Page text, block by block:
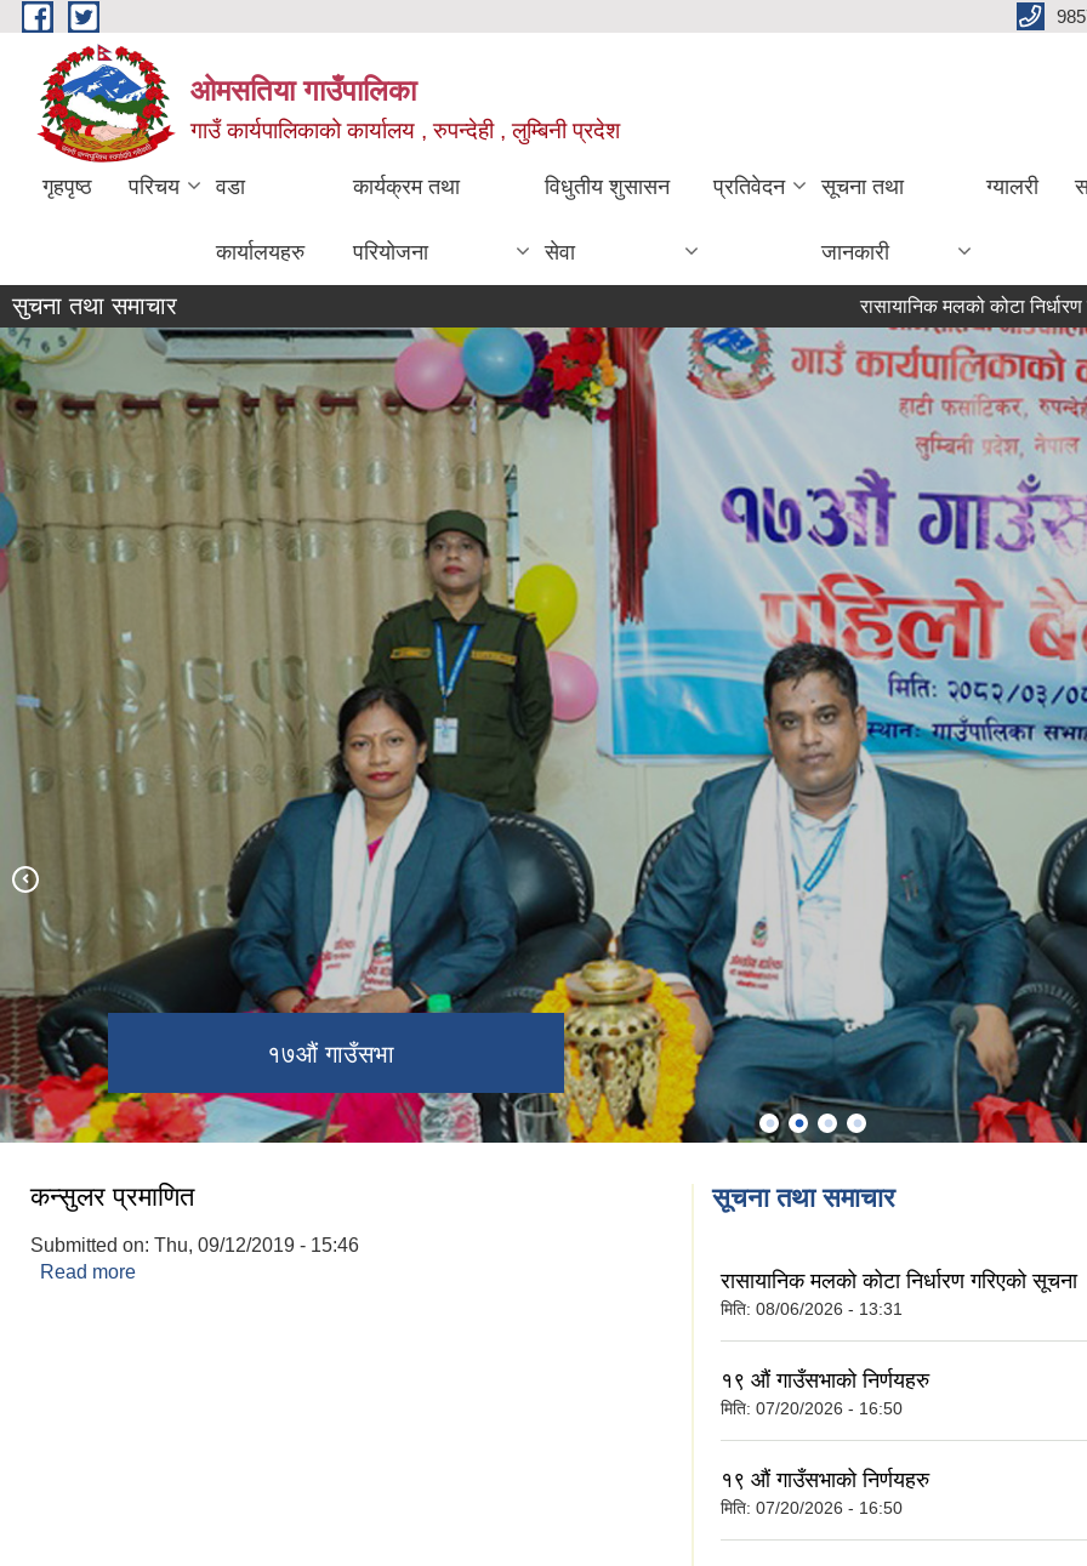
Skip to main content
ओमसतिया गाउँपालिका
गाउँ कार्यपालिकाको कार्यालय , रुपन्देही , लुम्बिनी प्रदेश
गृहपृष्ठ परिचय वडा
कार्यालयहरु
कार्यक्रम तथा
परियोजना
विधुतीय शुसासन
सेवा
प्रतिवेदन सूचना तथा
जानकारी
ग्यालरी
सुचना तथा समाचार रासायानिक मलको कोटा निर्धारण गरिएको सूचना
ओमसतिया माईको मन्दिर
१७औं गाउँसभा
प्रमुख प्रशासकीय अधिकृत विपिन क्षेत्री
सरको स्वागत कार्यक्रम
प्रमुख प्रशासकीय अधिकृतज्यूको स्वागत
कार्यक्रम
कन्सुलर प्रमाणित
Submitted on: Thu, 09/12/2019 - 15:46
Read more
सूचना तथा समाचार
रासायानिक मलको कोटा निर्धारण गरिएको सूचना
मिति: 08/06/2026 - 13:31
१९ औं गाउँसभाको निर्णयहरु
मिति: 07/20/2026 - 16:50
१९ औं गाउँसभाको निर्णयहरु
मिति: 07/20/2026 - 16:50